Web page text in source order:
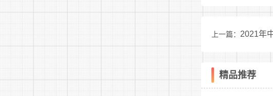
省级以
第七条
第八条
上一篇： 2021年
答
精品推荐